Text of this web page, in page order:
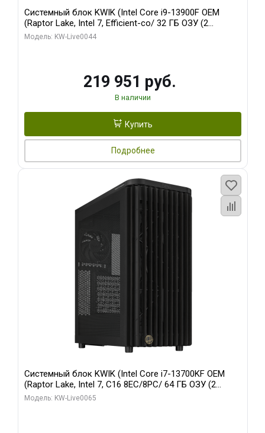
Системный блок KWIK (Intel Core i9-13900F OEM
(Raptor Lake, Intel 7, Efficient-co/ 32 ГБ ОЗУ (2
модуля)/ Gigabyte RTX5070Ti AERO OC 16GB GDDR7
Модель: KW-Live0044
219 951 руб.
В наличии
Купить
Подробнее
Системный блок KWIK (Intel Core i7-13700KF OEM
(Raptor Lake, Intel 7, C16 8EC/8PC/ 64 ГБ ОЗУ (2
модуля)/ ASUS RTX5080 PROART OC 16GB GDDR7
Модель: KW-Live0065